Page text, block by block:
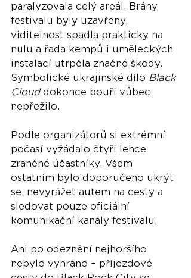
paralyzovala celý areál. Brány
festivalu byly uzavřeny,
viditelnost spadla prakticky na
nulu a řada kempů i uměleckých
instalací utrpěla značné škody.
Symbolické ukrajinské dílo Black
Cloud dokonce bouři vůbec
nepřežilo.
Podle organizátorů si extrémní
počasí vyžádalo čtyři lehce
zraněné účastníky. Všem
ostatním bylo doporučeno ukrýt
se, nevyrážet autem na cesty a
sledovat pouze oficiální
komunikační kanály festivalu.
Ani po odeznění nejhoršího
nebylo vyhráno – příjezdové